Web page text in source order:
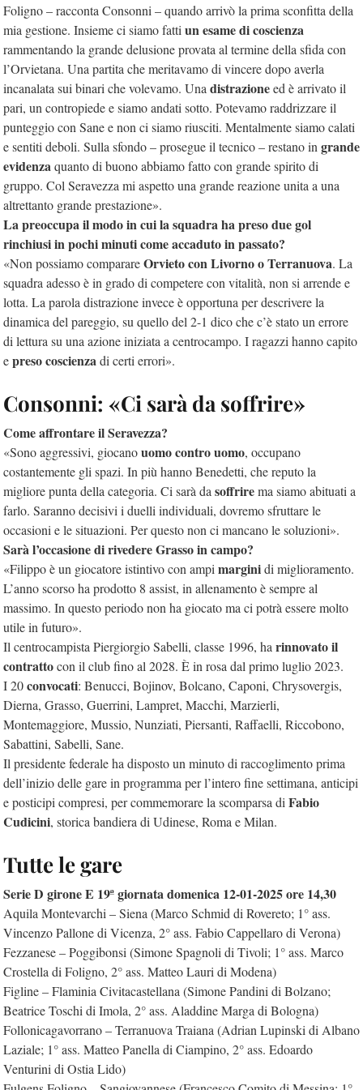
Foligno – racconta Consonni – quando arrivò la prima sconfitta della
mia gestione. Insieme ci siamo fatti un esame di coscienza
rammentando la grande delusione provata al termine della sfida con
l’Orvietana. Una partita che meritavamo di vincere dopo averla
incanalata sui binari che volevamo. Una distrazioneed è arrivato il
pari, un contropiede e siamo andati sotto. Potevamo raddrizzare il
punteggio con Sane e non ci siamo riusciti. Mentalmente siamo calati
e sentiti deboli. Sulla sfondo – prosegue il tecnico – restano in grande
evidenzaquanto di buono abbiamo fatto con grande spirito di
gruppo. Col Seravezza mi aspetto una grande reazione unita a una
altrettanto grande prestazione».
La preoccupa il modo in cui la squadra ha preso due gol
rinchiusi in pochi minuti come accaduto in passato?
«Non possiamo comparareOrvieto con Livorno o Terranuova. La
squadra adesso è in grado di competere con vitalità, non si arrende e
lotta. La parola distrazione invece è opportuna per descrivere la
dinamica del pareggio, su quello del 2-1 dico che c’è stato un errore
di lettura su una azione iniziata a centrocampo. I ragazzi hanno capito
epreso coscienzadi certi errori».
Consonni: «Ci sarà da soffrire»
Come affrontare il Seravezza?
«Sono aggressivi, giocanouomo contro uomo, occupano
costantemente gli spazi. In più hanno Benedetti, che reputo la
migliore punta della categoria. Ci sarà da soffrirema siamo abituati a
farlo. Saranno decisivi i duelli individuali, dovremo sfruttare le
occasioni e le situazioni. Per questo non ci mancano le soluzioni».
Sarà l’occasione di rivedere Grasso in campo?
«Filippo è un giocatore istintivo con ampi marginidi miglioramento.
L’anno scorso ha prodotto 8 assist, in allenamento è sempre al
massimo. In questo periodo non ha giocato ma ci potrà essere molto
utile in futuro».
Il centrocampista Piergiorgio Sabelli, classe 1996, ha rinnovato il
contrattocon il club fino al 2028. È in rosa dal primo luglio 2023.
I 20convocati: Benucci, Bojinov, Bolcano, Caponi, Chrysovergis,
Dierna, Grasso, Guerrini, Lampret, Macchi, Marzierli,
Montemaggiore, Mussio, Nunziati, Piersanti, Raffaelli, Riccobono,
Sabattini, Sabelli, Sane.
Il presidente federale ha disposto un minuto di raccoglimento prima
dell’inizio delle gare in programma per l’intero fine settimana, anticipi
e posticipi compresi, per commemorare la scomparsa di Fabio
Cudicini, storica bandiera di Udinese, Roma e Milan.
Tutte le gare
Serie D girone E 19ª giornata domenica 12-01-2025 ore 14,30
Aquila Montevarchi – Siena (Marco Schmid di Rovereto; 1° ass.
Vincenzo Pallone di Vicenza, 2° ass. Fabio Cappellaro di Verona)
Fezzanese – Poggibonsi (Simone Spagnoli di Tivoli; 1° ass. Marco
Crostella di Foligno, 2° ass. Matteo Lauri di Modena)
Figline – Flaminia Civitacastellana (Simone Pandini di Bolzano;
Beatrice Toschi di Imola, 2° ass. Aladdine Marga di Bologna)
Follonicagavorrano – Terranuova Traiana (Adrian Lupinski di Albano
Laziale; 1° ass. Matteo Panella di Ciampino, 2° ass. Edoardo
Venturini di Ostia Lido)